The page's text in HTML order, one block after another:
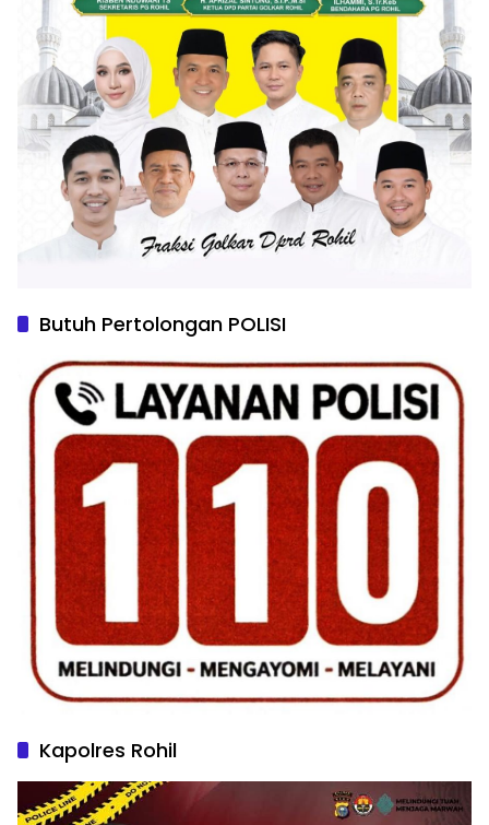
Butuh Pertolongan POLISI
Kapolres Rohil